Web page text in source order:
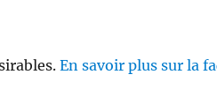
En savoir plus sur la